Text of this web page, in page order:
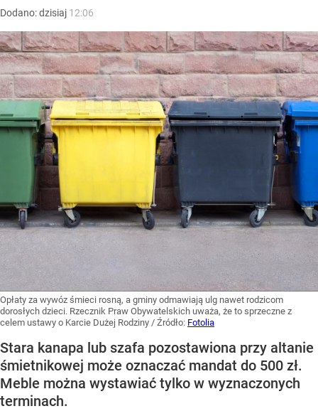
Dodano:dzisiaj 12:06
Opłaty za wywóz śmieci rosną, a gminy odmawiają ulg nawet rodzicom
dorosłych dzieci. Rzecznik Praw Obywatelskich uważa, że to sprzeczne z
celem ustawy o Karcie Dużej Rodziny / Źródło: Fotolia
Stara kanapa lub szafa pozostawiona przy altanie
śmietnikowej może oznaczać mandat do 500 zł.
Meble można wystawiać tylko w wyznaczonych
terminach.